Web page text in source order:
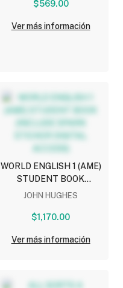
$569.00
Ver más información
WORLD ENGLISH 1 (AME)
STUDENT BOOK
(INCLUDE SPARK
ACCESS)
JOHN HUGHES
$1,170.00
Ver más información